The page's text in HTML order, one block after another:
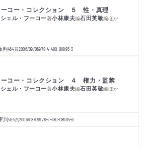
ーコー・コレクション ５ 性・真理
ェル・フーコー著小林康夫編石田英敬編ほか
判464頁2006/09/06978-4-480-08995-3
ーコー・コレクション ４ 権力・監禁
ェル・フーコー著小林康夫編石田英敬編ほか
判464頁2006/08/09978-4-480-08994-6